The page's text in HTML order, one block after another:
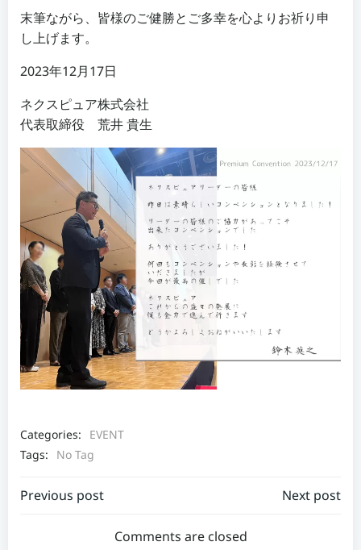
末筆ながら、皆様のご健勝とご多幸を心よりお祈り申
し上げます。
2023年12月17日
ネクスピュア株式会社
代表取締役 荒井 貴生
Categories:
EVENT
Tags:
No Tag
Post
Previous post Next post
Comments are closed